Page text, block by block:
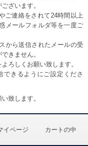
ざいます。
ご連絡をされて24時間以上
メールフォルダ等を一度ご
から送信されたメールの受
きません。
ろしくお願い致します。
できるようにご設定くださ
致します。
イページ カートの中